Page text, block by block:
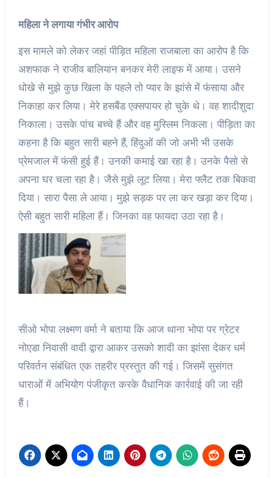
महिला ने लगाया गंभीर आरोप
इस मामले को लेकर जहां पीड़ित महिला राजबाला का आरोप है कि
अशफाक ने राजीव बालियान बनकर मेरी लाइफ में आया। उसने
धोखे से मुझे कुछ खिला के पहले तो प्यार के झांसे में फंसाया और
निकाहा कर लिया। मेरे हसबैंड एक्सपायर हो चुके थे। वह शादीशुदा
निकाला। उसके पांच बच्चे हैं और वह मुस्लिम निकला। पीड़िता का
कहना है कि बहुत सारी बहने हैं, हिंदुओं की जो अभी भी उसके
प्रेमजाल में फंसी हुई हैं। उनकी कमाई खा रहा है। उनके पैसो से
अपना घर चला रहा है। जैसे मुझे लूट लिया। मेरा फ्लैट तक बिकवा
दिया। सारा पैसा ले आया। मुझे सड़क पर ला कर खड़ा कर दिया।
ऐसी बहुत सारी महिला हैं। जिनका वह फायदा उठा रहा है।
सीओ भोपा लक्ष्मण वर्मा ने बताया कि आज थाना भोपा पर ग्रेटर
नोएडा निवासी वादी द्वारा आकर उसको शादी का झांसा देकर धर्म
परिवर्तन संबंधित एक तहरीर प्रस्तुत की गई। जिसमें सुसंगत
धाराओं में अभियोग पंजीकृत करके वैधानिक कार्रवाई की जा रही
हैं।